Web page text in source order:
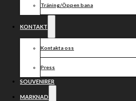
Träning/Öppen bana
KONTAKT
Kontakta oss
Press
SOUVENIRER
MARKNAD
SHC Håltagning förlänger och utökar sitt
Glädjande kan klubben meddela att SHC
väljer att förlänga och utöka och blir